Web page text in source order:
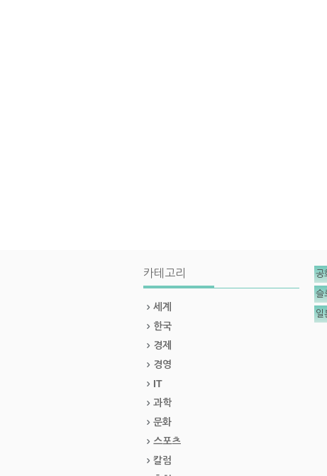
카테고리
세계
한국
경제
경영
IT
과학
문화
스포츠
칼럼
공
슬
일